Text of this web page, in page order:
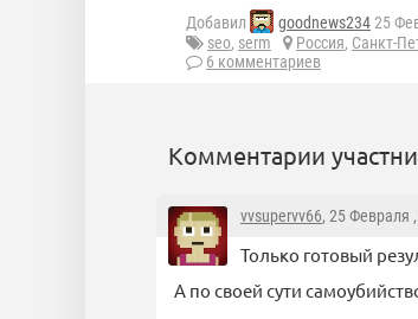
Добавил goodnews23425
seo, serm Россия, Санкт-
6 комментариев
Комментарии
vvsupervv66, 25 Февраля ,
Только готовый
А по своей сути